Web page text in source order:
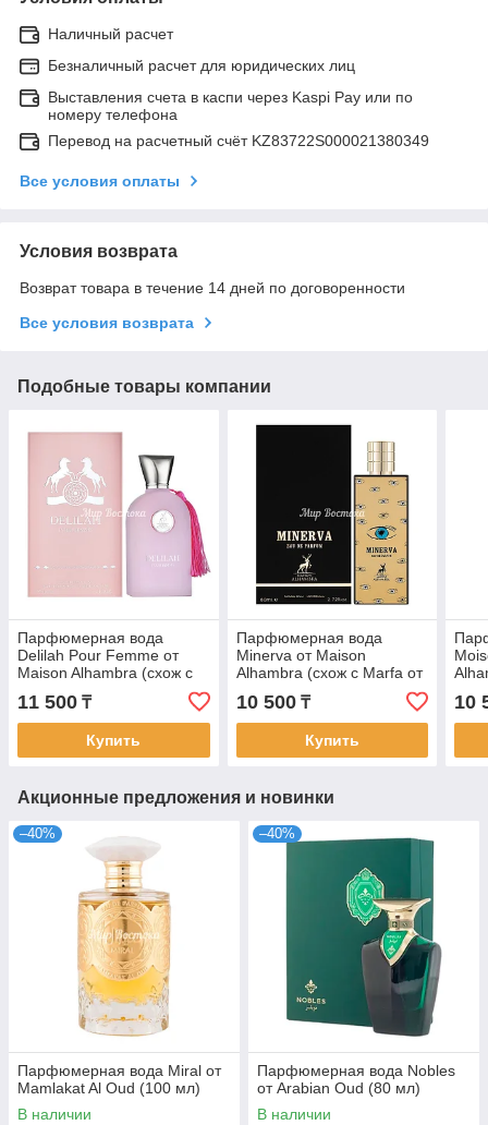
Наличный расчет
Безналичный расчет для юридических лиц
Выставления счета в каспи через Kaspi Pay или по
номеру телефона
Перевод на расчетный счёт KZ83722S000021380349
Все условия оплаты
Условия возврата
Возврат товара в течение 14 дней по договоренности
Все условия возврата
Подобные товары компании
Парфюмерная вода
Delilah Pour Femme от
Maison Alhambra (схож с
Delina от Parfums De
Marly, 100 мл)
11 500 ₸
Купить
Парфюмерная вода
Minerva от Maison
Alhambra (схож с Marfa от
Memo Paris, 100 мл)
10 500₸
Купить
100
10
Акционные предложения и новинки
–40%
Парфюмерная вода Miral от
Mamlakat Al Oud (100 мл)
В наличии
–40%
Парфюмерная вода Nobles
от Arabian Oud (80 мл)
В наличии